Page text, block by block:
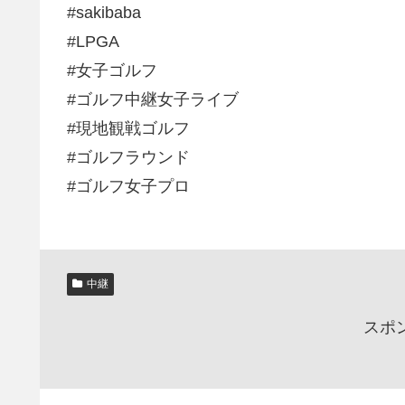
#sakibaba
#LPGA
#女子ゴルフ
#ゴルフ中継女子ライブ
#現地観戦ゴルフ
#ゴルフラウンド
#ゴルフ女子プロ
中継
スポ